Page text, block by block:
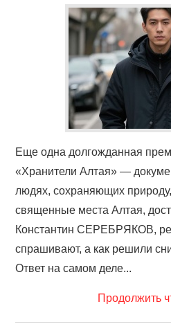
Еще одна долгожданная
«Хранители Алтая» —
людях, сохраняющих
священные места Алтая,
Константин СЕРЕБРЯКОВ,
спрашивают, а как решили
Ответ на самом деле...
Продолжить